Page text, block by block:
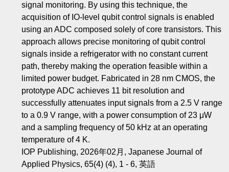
signal monitoring. By using this technique, the
acquisition of IO-level qubit control signals is enabled
using an ADC composed solely of core transistors. This
approach allows precise monitoring of qubit control
signals inside a refrigerator with no constant current
path, thereby making the operation feasible within a
limited power budget. Fabricated in 28 nm CMOS, the
prototype ADC achieves 11 bit resolution and
successfully attenuates input signals from a 2.5 V range
to a 0.9 V range, with a power consumption of 23 μW
and a sampling frequency of 50 kHz at an operating
temperature of 4 K.
IOP Publishing, 2026年02月, Japanese Journal of
Applied Physics, 65(4) (4), 1 - 6, 英語